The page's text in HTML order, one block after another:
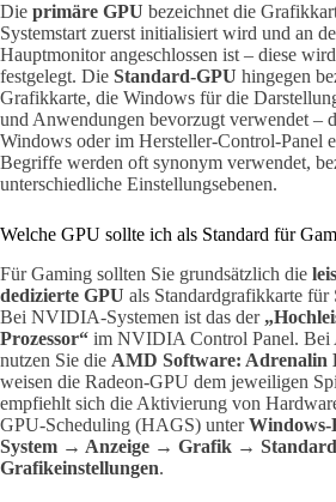
Die primäre GPU bezeichnet die
Systemstart zuerst initialisiert wird und an
Hauptmonitor angeschlossen ist – diese
festgelegt. Die Standard-GPU hingegen
Grafikkarte, die Windows für die
und Anwendungen bevorzugt verwendet –
Windows oder im Hersteller-Control-Panel
Begriffe werden oft synonym verwendet,
unterschiedliche Einstellungsebenen.
Welche GPU sollte ich als Standard für
Für Gaming sollten Sie grundsätzlich die
dedizierte GPU als Standardgrafikkarte für
Bei NVIDIA-Systemen ist das der
Prozessor“ im NVIDIA Control Panel. Bei
nutzen Sie die AMD Software: Adrenalin
weisen die Radeon-GPU dem jeweiligen
empfiehlt sich die Aktivierung von
GPU-Scheduling (HAGS) unter
System → Anzeige → Grafik →
Grafikeinstellungen.